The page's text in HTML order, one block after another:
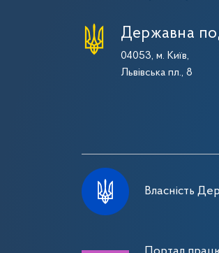
Державна
04053, м. Київ,
Львівська пл., 8
Власність